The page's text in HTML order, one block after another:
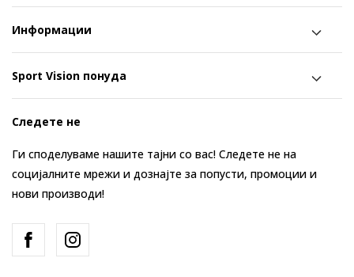
Информации
Sport Vision понуда
Следете не
Ги споделуваме нашите тајни со вас! Следете не на
социјалните мрежи и дознајте за попусти, промоции и
нови производи!